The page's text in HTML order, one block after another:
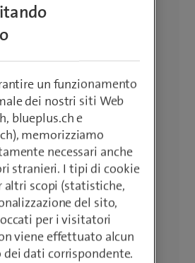
un funzionamento
dei nostri siti Web
blueplus.ch e
memorizziamo
necessari anche
stranieri. I tipi di cookie
scopi (statistiche,
del sito,
per i visitatori
viene effettuato alcun
dati corrispondente.